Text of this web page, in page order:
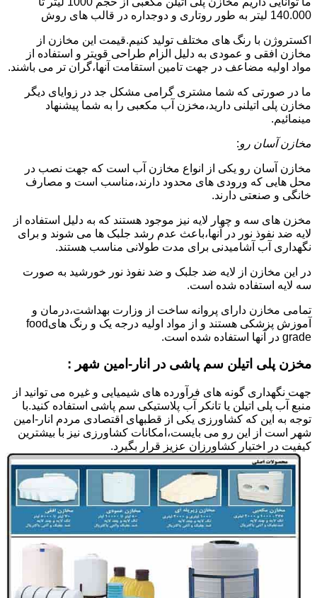
140.000 لیتر به طور روتاری و دوجداره در قالب های روش
اکستروژن با رنگ های مختلف تولید کنیم.قیمت این مخازن از
مخازن افقی و عمودی به دلیل الزام طراحی قویتر و استفاده از
مواد اولیه مضاعف در جهت تامین استقامت آنها،گران تر می باشند.
ما در صورتی که شما مشتری گرامی مشکل جد در زوایای دیگر
مخازن پلی اتیلنی دارید،مخزن آب مکعبی را به شما پیشنهاد
مینمائیم.
مخازن آسان رو:
مخازن آسان رو یکی از انواع مخازن آب است که جهت نصب در
محل هایی که ورودی های محدود دارند،مناسب است و مصارف
خانگی و صنعتی دارند.
مخزن های سه و چهار لایه نیز موجود هستند که به دلیل استفاده از
لایه ضد نفوذ نور در آنها،باعث عدم رشد جلبک ها می شوند و برای
نگهداری آب آشامیدنی برای مدت طولانی مناسب هستند.
در این مخازن از لایه ضد جلبک و ضد نفوذ نور خورشید به صورت
سه لایه استفاده شده است.
تمامی مخازن دارای پروانه ساخت از وزارت بهداشت،درمان و
آموزش پزشکی هستند و از مواد اولیه درجه یک و رنگ هایfood
grade در آنها استفاده شده است.
مخزن پلی اتیلن سم پاشی در انار-امین شهر :
جهت نگهداری گونه های فرآورده های شیمیایی و غیره می توانید از
منبع آب پلی اتیلن یا تانکر آب پلاستیکی سم پاشی استفاده کنید.با
توجه به این که کشاورزی یکی از قطبهای اقتصادی مردم انار-امین
شهر است از این رو می بایست،امکانات کشاورزی نیز با بیشترین
کیفیت در اختیار کشاورزان عزیز قرار بگیرد.